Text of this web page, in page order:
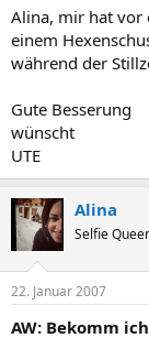
Alina, mir hat vor
einem
während der
Gute Besserung
wünscht
UTE
Alina
Selfie
22. Januar 2007
AW: Bekomm